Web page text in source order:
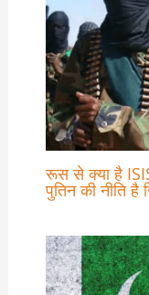
रूस से क्या है ISIS
पुतिन की नीति है